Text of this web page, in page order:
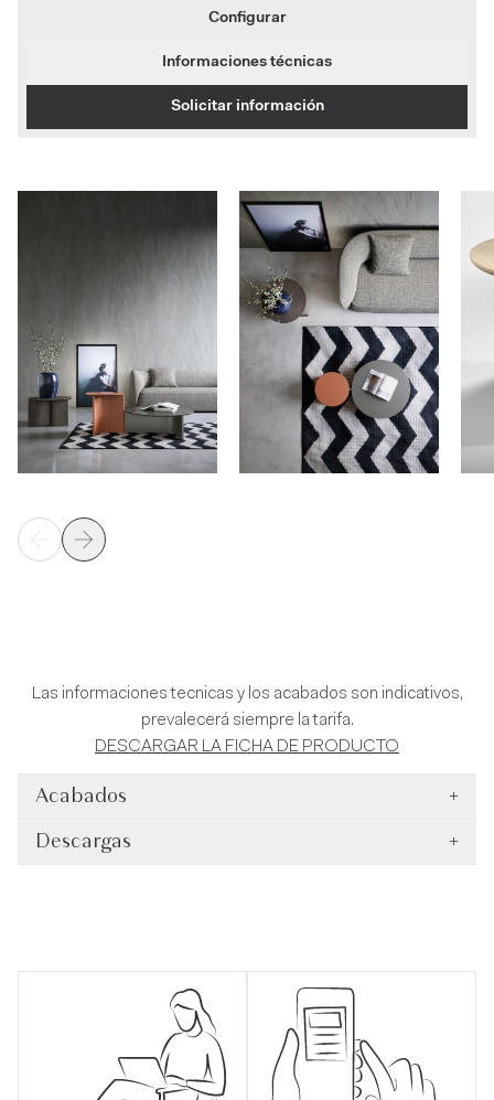
Configurar
Informaciones técnicas
Solicitar información
Las informaciones tecnicas y los acabados son indicativos,
prevalecerá siempre la tarifa.
DESCARGAR LA FICHA DE PRODUCTO
Acabados +
Descargas +